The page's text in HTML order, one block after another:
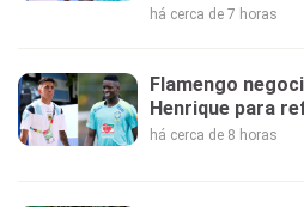
há cerca de 7 horas
Flamengo
Henrique para
há cerca de 8 horas